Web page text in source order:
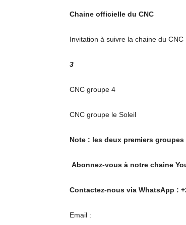
Chaine officielle du CNC
Invitation à suivre la chaine du CNC
3
CNC groupe 4
CNC groupe le Soleil
Note : les deux premiers
Abonnez-vous à notre chaine
Contactez-nous via WhatsApp :
Email :